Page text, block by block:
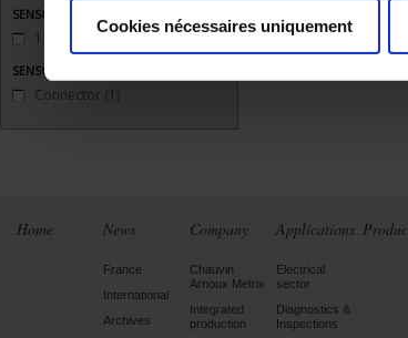
Cookies nécessaires uniquement
SENSORS - no. of measuring points
1 (simple) (1)
SENSORS - electrical connection
Connector (1)
Home News
France
International
Archives
Company
Chauvin
Arnoux Metrix
Integrated
production
Applications
Electrical
sector
Diagnostics &
Inspections